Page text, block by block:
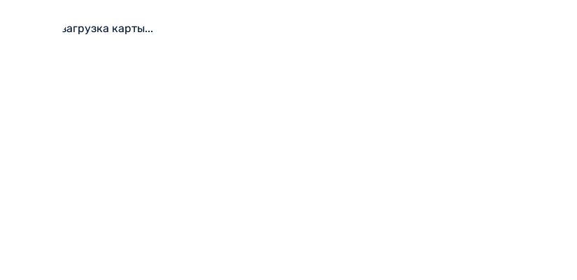
загрузка карты...